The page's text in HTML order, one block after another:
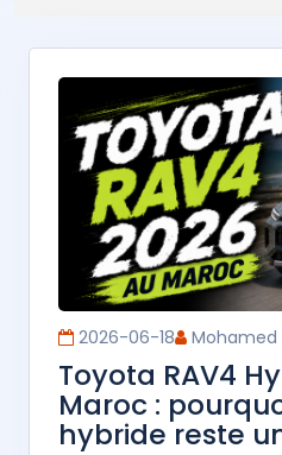
2026-06-18 Mohamed
Toyota RAV4
Maroc :
hybride reste